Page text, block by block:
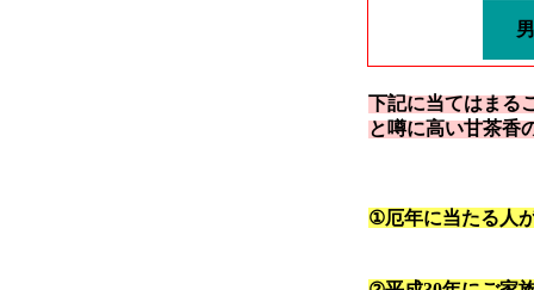
下記に当てはまる
と噂に高い甘茶香
①厄年に当たる人